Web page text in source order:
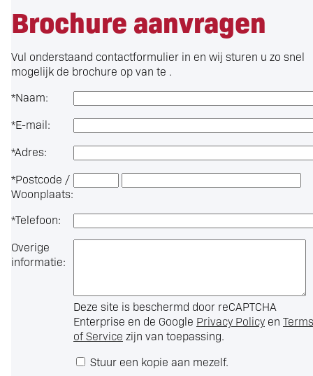
Brochure aanvragen
Vul onderstaand contactformulier in en wij sturen u zo snel
mogelijk de brochure op van te .
*Naam:
*E-mail:
*Adres:
*Postcode /
Woonplaats:
*Telefoon:
Overige
informatie:
Deze site is beschermd door reCAPTCHA
Enterprise en de Google Privacy Policy en Terms
of Service zijn van toepassing.
Stuur een kopie aan mezelf.